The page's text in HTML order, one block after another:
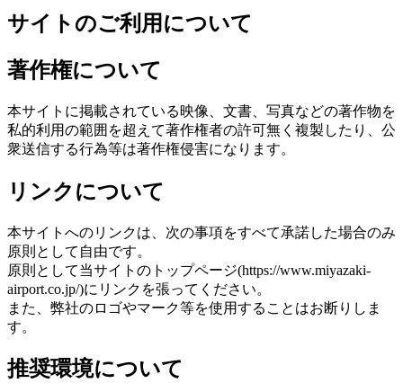
サイトのご利用について
著作権について
本サイトに掲載されている映像、文書、写真などの著作物を
私的利用の範囲を超えて著作権者の許可無く複製したり、公
衆送信する行為等は著作権侵害になります。
リンクについて
本サイトへのリンクは、次の事項をすべて承諾した場合のみ
原則として自由です。
原則として当サイトのトップページ(https://www.miyazaki-
airport.co.jp/)にリンクを張ってください。
また、弊社のロゴやマーク等を使用することはお断りしま
す。
推奨環境について